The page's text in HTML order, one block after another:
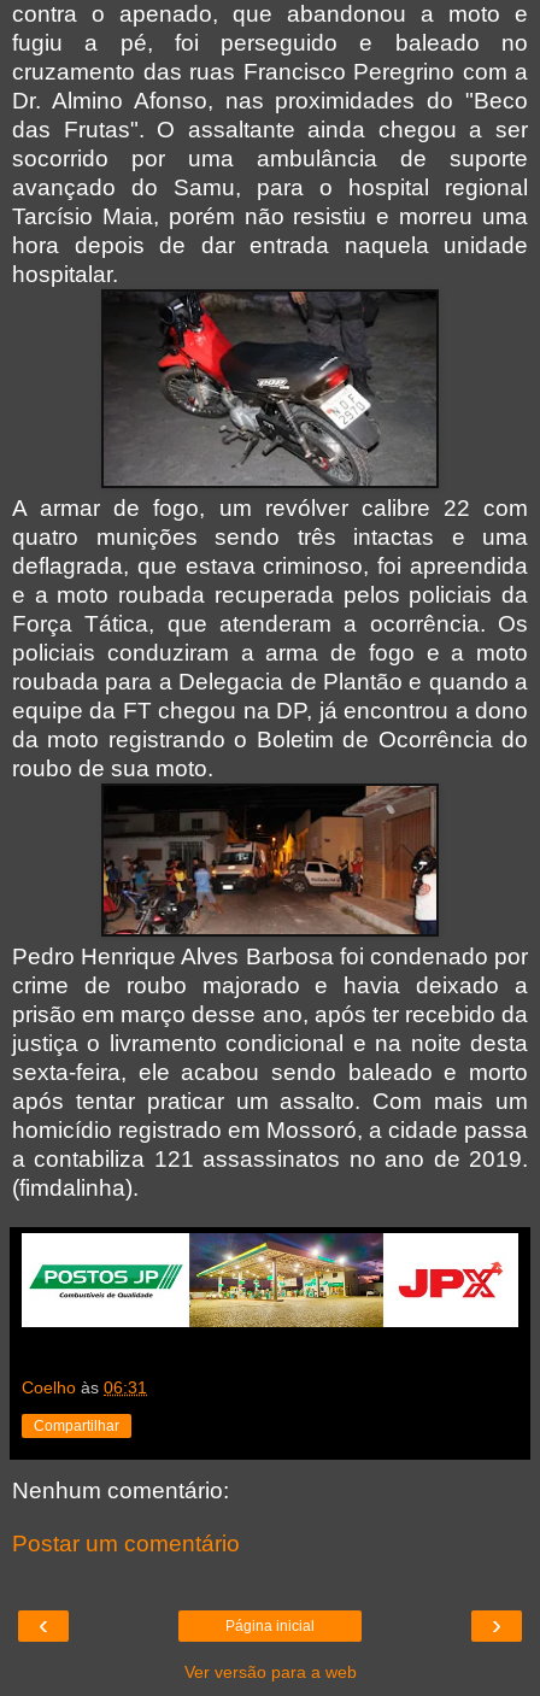
contra o apenado, que abandonou a moto e
fugiu a pé, foi perseguido e baleado no
cruzamento das ruas Francisco Peregrino com a
Dr. Almino Afonso, nas proximidades do "Beco
das Frutas". O assaltante ainda chegou a ser
socorrido por uma ambulância de suporte
avançado do Samu, para o hospital regional
Tarcísio Maia, porém não resistiu e morreu uma
hora depois de dar entrada naquela unidade
hospitalar.
A armar de fogo, um revólver calibre 22 com
quatro munições sendo três intactas e uma
deflagrada, que estava criminoso, foi apreendida
e a moto roubada recuperada pelos policiais da
Força Tática, que atenderam a ocorrência. Os
policiais conduziram a arma de fogo e a moto
roubada para a Delegacia de Plantão e quando a
equipe da FT chegou na DP, já encontrou a dono
da moto registrando o Boletim de Ocorrência do
roubo de sua moto.
Pedro Henrique Alves Barbosa foi condenado por
crime de roubo majorado e havia deixado a
prisão em março desse ano, após ter recebido da
justiça o livramento condicional e na noite desta
sexta-feira, ele acabou sendo baleado e morto
após tentar praticar um assalto. Com mais um
homicídio registrado em Mossoró, a cidade passa
a contabiliza 121 assassinatos no ano de 2019.
(fimdalinha).
Coelho às 06:31
Compartilhar
Nenhum comentário:
Postar um comentário
‹ ›
Página inicial
Ver versão para a web